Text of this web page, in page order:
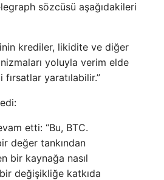
sözcüsü aşağıdakileri
krediler, likidite ve diğer
yoluyla verim elde
yaratılabilir.”
etti: “Bu, BTC.
değer tankından
bir kaynağa nasıl
değişikliğe katkıda